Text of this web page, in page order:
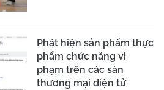
Phát hiện sản phẩm thực
phẩm chức năng vi
phạm trên các sàn
thương mại điện tử